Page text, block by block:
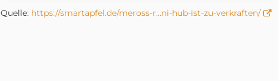
Quelle: https://smartapfel.de/meross-r…ni-hub-ist-zu-verkraften/